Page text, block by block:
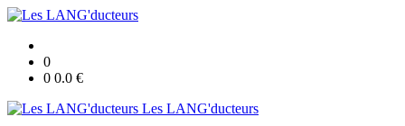
0
0 0.0 €
Les LANG'ducteurs